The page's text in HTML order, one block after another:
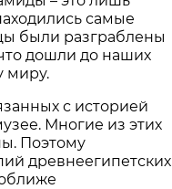
самые
были разграблены
дошли до наших
миру.
с историей
Многие из этих
Поэтому
древнеегипетских